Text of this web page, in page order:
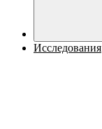
Исследования